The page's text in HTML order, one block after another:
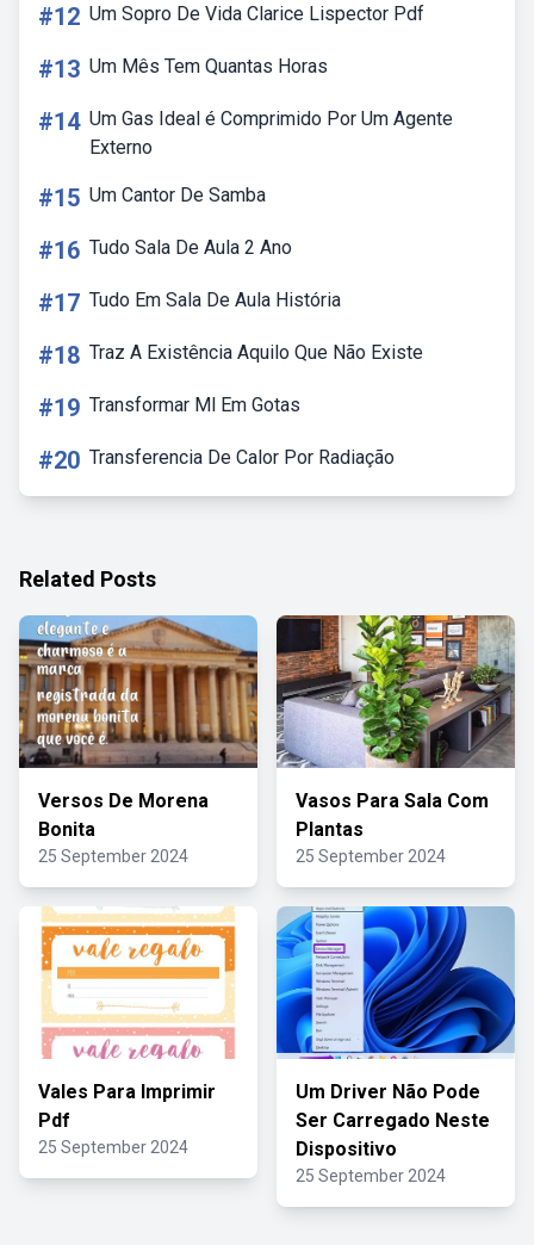
#12 Um Sopro De Vida Clarice Lispector Pdf
#13 Um Mês Tem Quantas Horas
#14 Um Gas Ideal é Comprimido Por Um Agente
Externo
#15 Um Cantor De Samba
#16 Tudo Sala De Aula 2 Ano
#17 Tudo Em Sala De Aula História
#18 Traz A Existência Aquilo Que Não Existe
#19 Transformar Ml Em Gotas
#20 Transferencia De Calor Por Radiação
Related Posts
Versos De Morena
Bonita
25 September 2024
Vasos Para Sala Com
Plantas
25 September 2024
Vales Para Imprimir
Pdf
25 September 2024
Um Driver Não Pode
Ser Carregado Neste
Dispositivo
25 September 2024